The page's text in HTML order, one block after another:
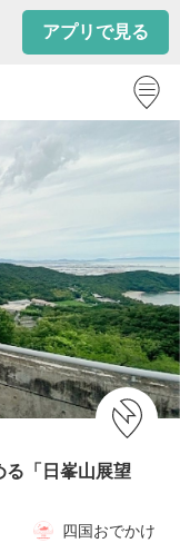
アプリで見る
る「日峯山展望
四国おでかけ